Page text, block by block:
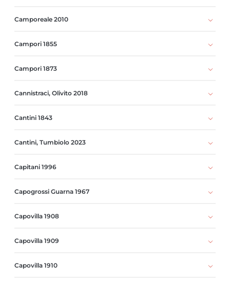
Camporeale 2010
Campori 1855
Campori 1873
Cannistraci, Olivito 2018
Cantini 1843
Cantini, Tumbiolo 2023
Capitani 1996
Capogrossi Guarna 1967
Capovilla 1908
Capovilla 1909
Capovilla 1910